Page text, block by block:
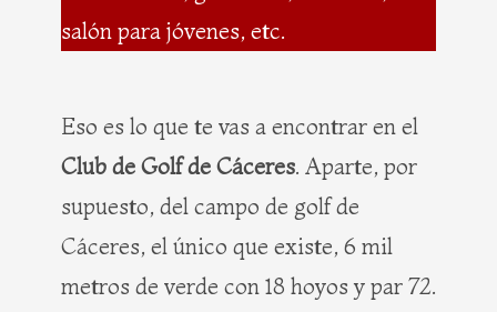
salón para jóvenes, etc.
Eso es lo que te vas a encontrar en el
Club de Golf de Cáceres. Aparte, por
supuesto, del campo de golf de
Cáceres, el único que existe, 6 mil
metros de verde con 18 hoyos y par 72.